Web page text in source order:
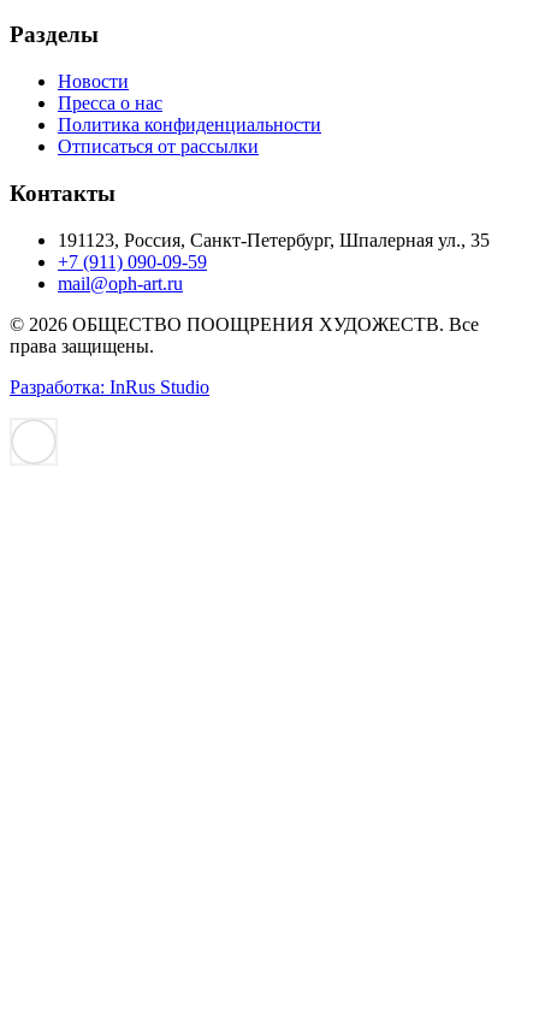
Разделы
Новости
Пресса о нас
Политика конфиденциальности
Отписаться от рассылки
Контакты
191123, Россия, Санкт-Петербург, Шпалерная ул., 35
+7 (911) 090-09-59
mail@oph-art.ru
© 2026 ОБЩЕСТВО ПООЩРЕНИЯ ХУДОЖЕСТВ. Все
права защищены.
Разработка: InRus Studio